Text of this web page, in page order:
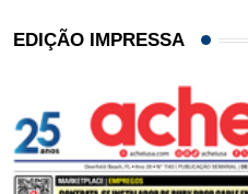
EDIÇÃO IMPRESSA